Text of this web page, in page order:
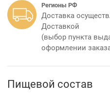
Регионы РФ
Доставка
Доставкой
(выбор пункта
оформлении
Пищевой состав